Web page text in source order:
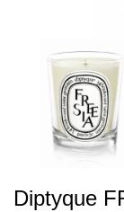
Diptyque